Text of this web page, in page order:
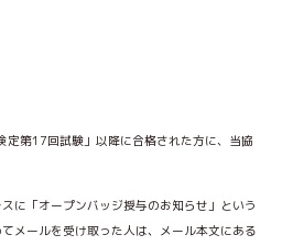
定第17回試験」以降に合格された方に、当協
に 「オープンバッジ授与のお知らせ」 という
メールを受け取った人は、メール本文にある